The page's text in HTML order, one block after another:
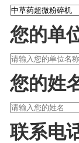
您的单
您的姓
联系电